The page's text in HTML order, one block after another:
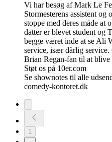
Vi har besøg af Mark Le
Stormesterens assistent
stoppe med deres måde at
datter er blevet student og
begge været inde at se Ali
service, især dårlig
Brian Regan-fan til at blive
Støt os på 10er.com
Se shownotes til alle
comedy-kontoret.dk
1